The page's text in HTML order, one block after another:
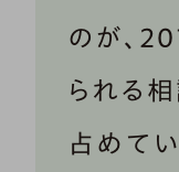
のが、
られる
占めてい